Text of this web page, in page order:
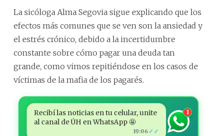
La sicóloga Alma Segovia sigue explicando que los
efectos más comunes que se ven son la ansiedad y
el estrés crónico, debido a la incertidumbre
constante sobre cómo pagar una deuda tan
grande, como vimos repitiéndose en los casos de
víctimas de la mafia de los pagarés.
Recibí las noticias en tu celular, unite
al canal de ÚH en WhatsApp 🤩
19:06 ✓✓
1